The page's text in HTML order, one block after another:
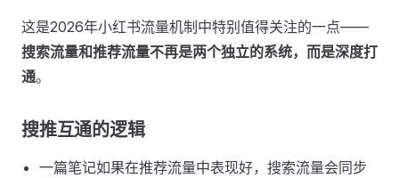
这是2026年小红书流量机制中特别值得关注的一点——
搜索流量和推荐流量不再是两个独立的系统，而是深度打
通。
搜推互通的逻辑
一篇笔记如果在推荐流量中表现好，搜索流量会同步